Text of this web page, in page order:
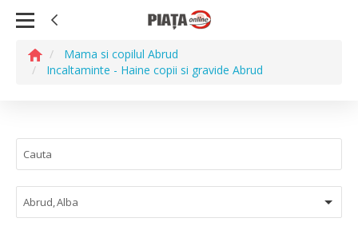
Mama si copilul Abrud
Incaltaminte - Haine copii si gravide Abrud
Abrud, Alba